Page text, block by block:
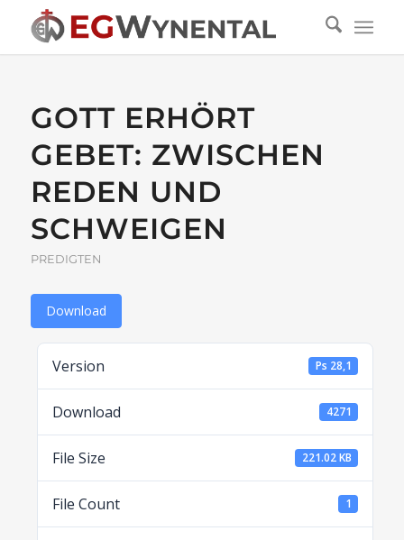
GOTT ERHÖRT
GEBET: ZWISCHEN
REDEN UND
SCHWEIGEN
PREDIGTEN
Download
Version Ps 28,1
Download 4271
File Size 221.02 KB
File Count 1